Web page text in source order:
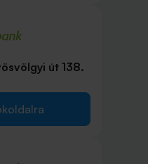
út 138.